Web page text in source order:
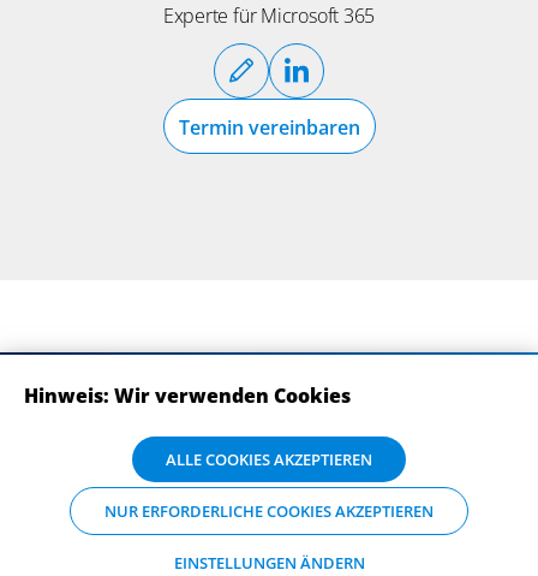
Experte für Microsoft 365
Termin vereinbaren
Hinweis: Wir verwenden Cookies
ALLE COOKIES AKZEPTIEREN
NUR ERFORDERLICHE COOKIES AKZEPTIEREN
EINSTELLUNGEN ÄNDERN
Wir verwenden Cookies auf dieser Website. Bitte stimmen Sie mit Klick
auf „Alle Cookies akzeptieren“ der Verarbeitung und Weitergabe Ihrer
Daten an Drittanbieter zu, damit wir Ihnen die bestmögliche
Nutzererfahrung auf unserer Website bieten können. Einzelheiten zu
den Arten der Cookies und ihrem Zweck finden Sie unter
„Einstellungen ändern“, wo sie auch Ihre bevorzugten Einstellungen